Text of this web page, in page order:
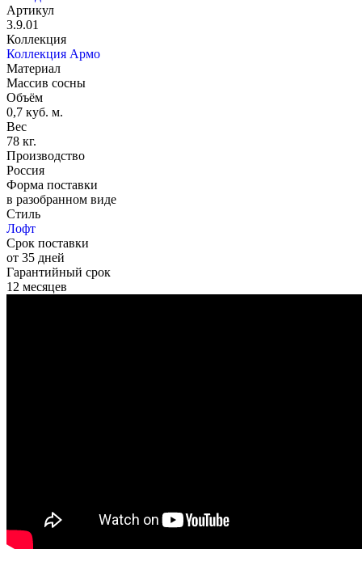
Артикул
3.9.01
Коллекция
Коллекция Армо
Материал
Массив сосны
Объём
0,7 куб. м.
Вес
78 кг.
Производство
Россия
Форма поставки
в разобранном виде
Стиль
Лофт
Срок поставки
от 35 дней
Гарантийный срок
12 месяцев